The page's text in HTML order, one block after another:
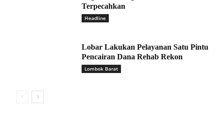
Terpecahkan
Headline
Lobar Lakukan Pelayanan Satu Pintu
Pencairan Dana Rehab Rekon
Lombok Barat